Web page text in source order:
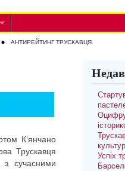
АНТИРЕЙТИНГ ТРУСКАВЦЯ.
К‘янчано
Трускавця
сучасними
Успіх